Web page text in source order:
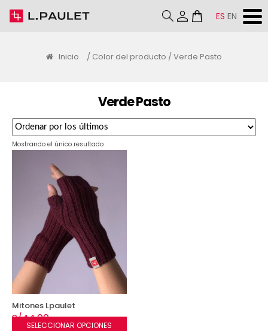
ES EN
Inicio / Color del producto / Verde Pasto
Verde Pasto
Mostrando el único resultado
Mitones Lpaulet
S/44.00
SELECCIONAR OPCIONES